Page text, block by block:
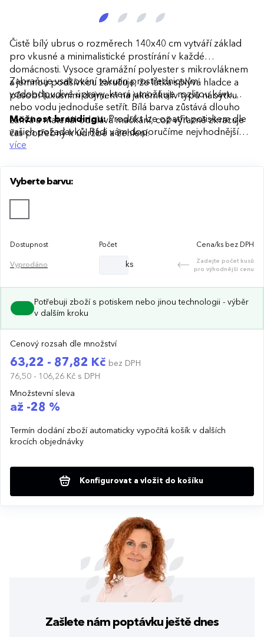
Čistě bílý ubrus o rozměrech 140x40 cm vytváří základ
pro vkusné a minimalistické prostírání v každé
domácnosti. Vysoce gramážní polyester s mikrovláknem
a jemnou podšívkou zaručuje, že látka splývá hladce a
působí luxusním dojmem na jakémkoliv typu nábytku.
Zabraňuje vsakování tekutin prostřednictvím
vodoodpudivé úpravy, která umožňuje rozlitou kávu
nebo vodu jednoduše setřít. Bílá barva zůstává dlouho
zářivá a materiál odolává mačkání, což výrazně zkracuje
čas potřebný k údržbě a žehlení.
Možnost brandingu:Produkt lze opatřit potiskem dle
vašich požadavků. Rádi vám doporučíme nejvhodnější
technologii potisku s ohledem na design i váš rozpočet.
více
Vyberte barvu:
Dostupnost Počet Cena/ks bez DPH
Vyprodáno ks
Zadejte počet kusů
pro výhodnější cenu
Potřebuji zboží s potiskem nebo jinou technologii - výběr
v dalším kroku
Cenový rozsah dle množství
63,22 - 87,82 Kč bez DPH
76,50 - 106,26 Kč s DPH
Množstevní sleva
až -28 %
Termín dodání zboží automaticky vypočítá košík v dalších
krocích objednávky
Konfigurovat a vložit do košíku
Zašlete nám poptávku ještě dnes